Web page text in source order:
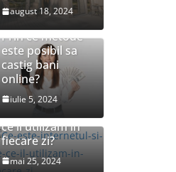
august 18, 2024
Prin ce metode
este posibil sa
castig bani
online?
iulie 5, 2024
Ce este
internetul si de
ce il utilizam in
fiecare zi?
mai 25, 2024
Ce este poluarea